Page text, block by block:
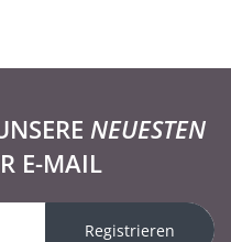
NEUESTEN
E-MAIL
Registrieren